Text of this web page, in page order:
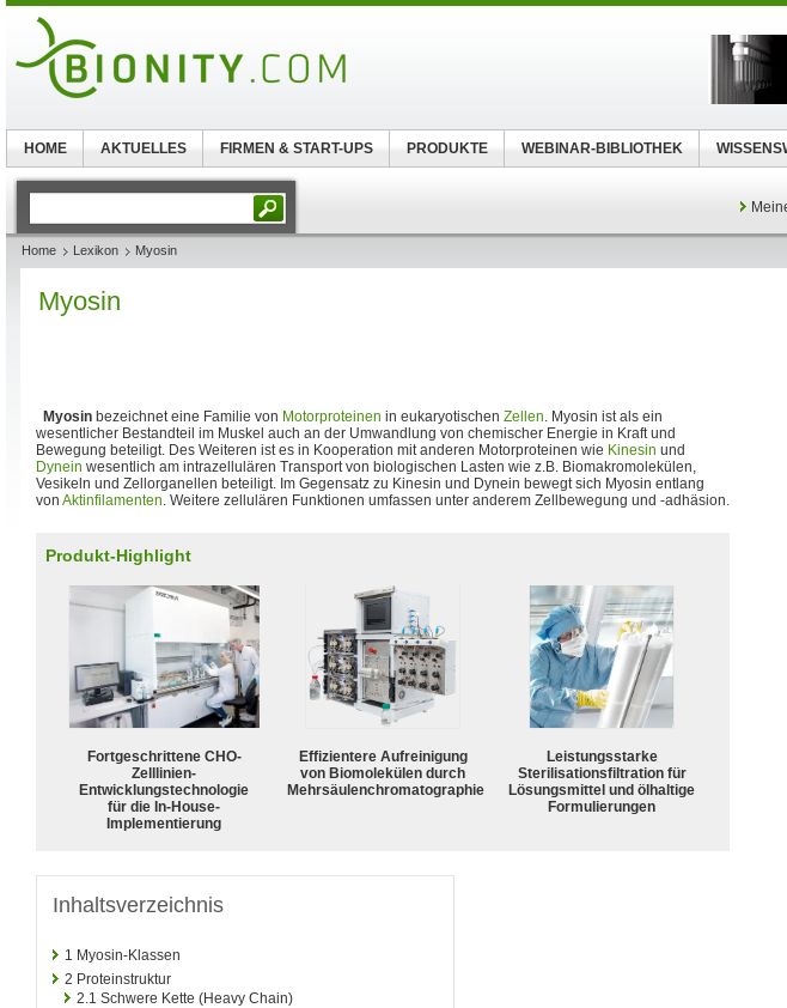
Home Lexikon Myosin
Myosin
Myosin bezeichnet eine Familie von Motorproteinen in eukaryotischen Zellen. Myosin ist als ein
wesentlicher Bestandteil im Muskel auch an der Umwandlung von chemischer Energie in Kraft und
Bewegung beteiligt. Des Weiteren ist es in Kooperation mit anderen Motorproteinen wie Kinesin und
Dynein wesentlich am intrazellulären Transport von biologischen Lasten wie z.B. Biomakromolekülen,
Vesikeln und Zellorganellen beteiligt. Im Gegensatz zu Kinesin und Dynein bewegt sich Myosin entlang
von Aktinfilamenten. Weitere zellulären Funktionen umfassen unter anderem Zellbewegung und -adhäsion.
Produkt-Highlight
Fortgeschrittene CHO-
Zelllinien-
Entwicklungstechnologie
für die In-House-
Implementierung
Effizientere Aufreinigung
von Biomolekülen durch
Mehrsäulenchromatographie
Leistungsstarke
Sterilisationsfiltration für
Lösungsmittel und ölhaltige
Formulierungen
Inhaltsverzeichnis
1 Myosin-Klassen
2 Proteinstruktur
2.1 Schwere Kette (Heavy Chain)
HOME AKTUELLES FIRMEN & START-UPS PRODUKTE WEBINAR-BIBLIOTHEK